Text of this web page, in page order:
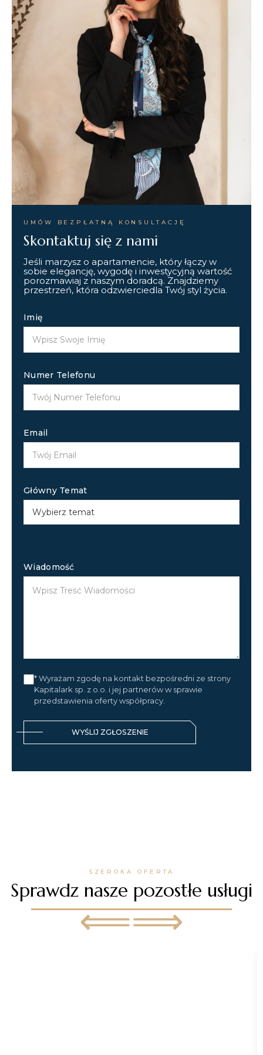
UMÓW BEZPŁATNĄ KONSULTACJĘ
Skontaktuj się z nami
Jeśli marzysz o apartamencie, który łączy w
sobie elegancję, wygodę i inwestycyjną wartość
porozmawiaj z naszym doradcą. Znajdziemy
przestrzeń, która odzwierciedla Twój styl życia.
Imię
Numer Telefonu
Email
Główny Temat
Wiadomość
* Wyrażam zgodę na kontakt bezpośredni ze strony
Kapitalark sp. z o.o. i jej partnerów w sprawie
przedstawienia oferty współpracy.
WYŚLIJ ZGŁOSZENIE
SZEROKA OFERTA
Sprawdz nasze pozostłe usługi